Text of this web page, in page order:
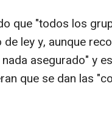
que "todos los
ley y, aunque
asegurado" y
que se dan las